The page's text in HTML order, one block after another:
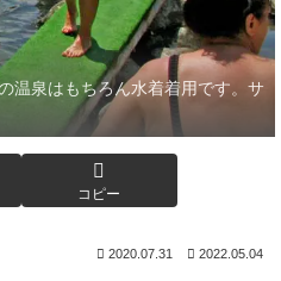
温泉はもちろん水着着用です。サ
コピー
2020.07.31 2022.05.04